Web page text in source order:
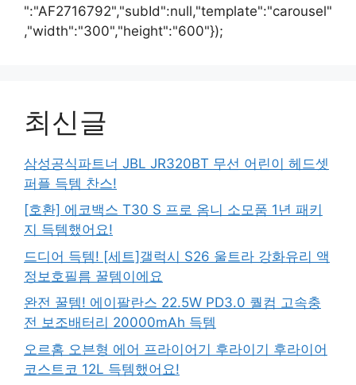
":"AF2716792","subId":null,"template":"carousel"
,"width":"300","height":"600"});
최신글
삼성공식파트너 JBL JR320BT 무선 어린이 헤드셋
퍼플 득템 찬스!
[호환] 에코백스 T30 S 프로 옴니 소모품 1년 패키
지 득템했어요!
드디어 득템! [세트]갤럭시 S26 울트라 강화유리 액
정보호필름 꿀템이에요
완전 꿀템! 에이팔란스 22.5W PD3.0 퀄컴 고속충
전 보조배터리 20000mAh 득템
오르홈 오븐형 에어 프라이어기 후라이기 후라이어
코스트코 12L 득템했어요!